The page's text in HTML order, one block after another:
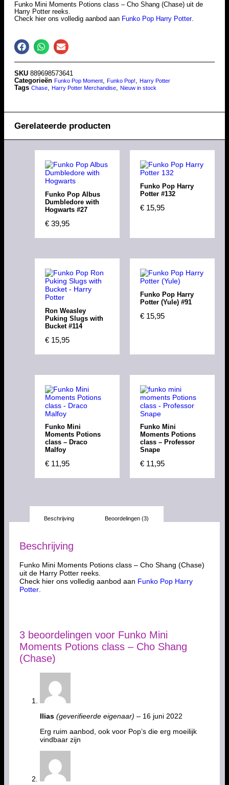
Funko Mini Moments Potions class – Cho Shang (Chase) uit de
Harry Potter reeks.
Check hier ons volledig aanbod aan Funko Pop Harry Potter.
SKU 889698573641
Categorieën Funko Pop Moment, Funko Pop!, Harry Potter
Tags Chase, Harry Potter Merchandise, Nieuw in stock
Gerelateerde producten
Funko Pop Albus
Dumbledore with
Hogwarts #27
€ 39,95
Funko Pop Harry
Potter #132
€ 15,95
Ron Weasley
Puking Slugs with
Bucket #114
€ 15,95
Funko Pop Harry
Potter (Yule) #91
€ 15,95
Funko Mini
Moments Potions
class – Draco
Malfoy
€ 11,95
Funko Mini
Moments Potions
class – Professor
Snape
€ 11,95
Beschrijving Beoordelingen (3)
Beschrijving
Funko Mini Moments Potions class – Cho Shang (Chase)
uit de Harry Potter reeks.
Check hier ons volledig aanbod aan Funko Pop Harry
Potter
3 beoordelingen voor Funko Mini
Moments Potions class – Cho Shang
(Chase)
Ilias (geverifieerde eigenaar) – 16 juni 2022
Erg ruim aanbod, ook voor Pop’s die erg moeilijk
vindbaar zijn